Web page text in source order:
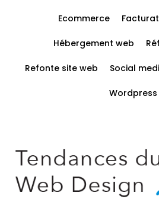
Ecommerce
Hébergement web
Refonte site web Social
Wordpress